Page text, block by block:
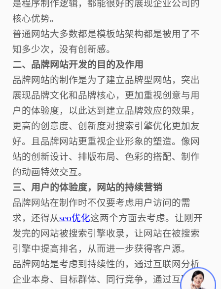
是程序制作逻辑，都能很好的展现企业公司的
核心优势。
普通网站大多数都是模板站架构都是被用了不
知多少次，没有创新感。
二、品牌网站开发的目的及作用
品牌网站的制作是为了建立品牌型网站，突出
展现品牌文化和品牌核心，更加重视创意与用
户的体验度，以此达到建立品牌效应的效果，
更高的创意度、创新度对搜索引擎优化更加友
好。且品牌网站更重视企业形象的塑造。像网
站的创新设计、排版布局、色彩的搭配、制作
的动画特效交互。
三、用户的体验度，网站的持续营销
品牌网站在制作时不仅要考虑用户访问的需
求，还得从seo优化这两个方面去考虑。让刚开
发完的网站被搜索引擎收录，让网站在被搜索
引擎中提高排名，从而进一步获得客户源。
品牌网站是考虑到持续性的，通过互联网分析
企业本身、目标群体、同行竞争，通过互联网